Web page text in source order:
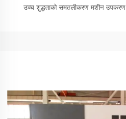
उच्च शुद्धताको समतलीकरण मशीन उपकरण